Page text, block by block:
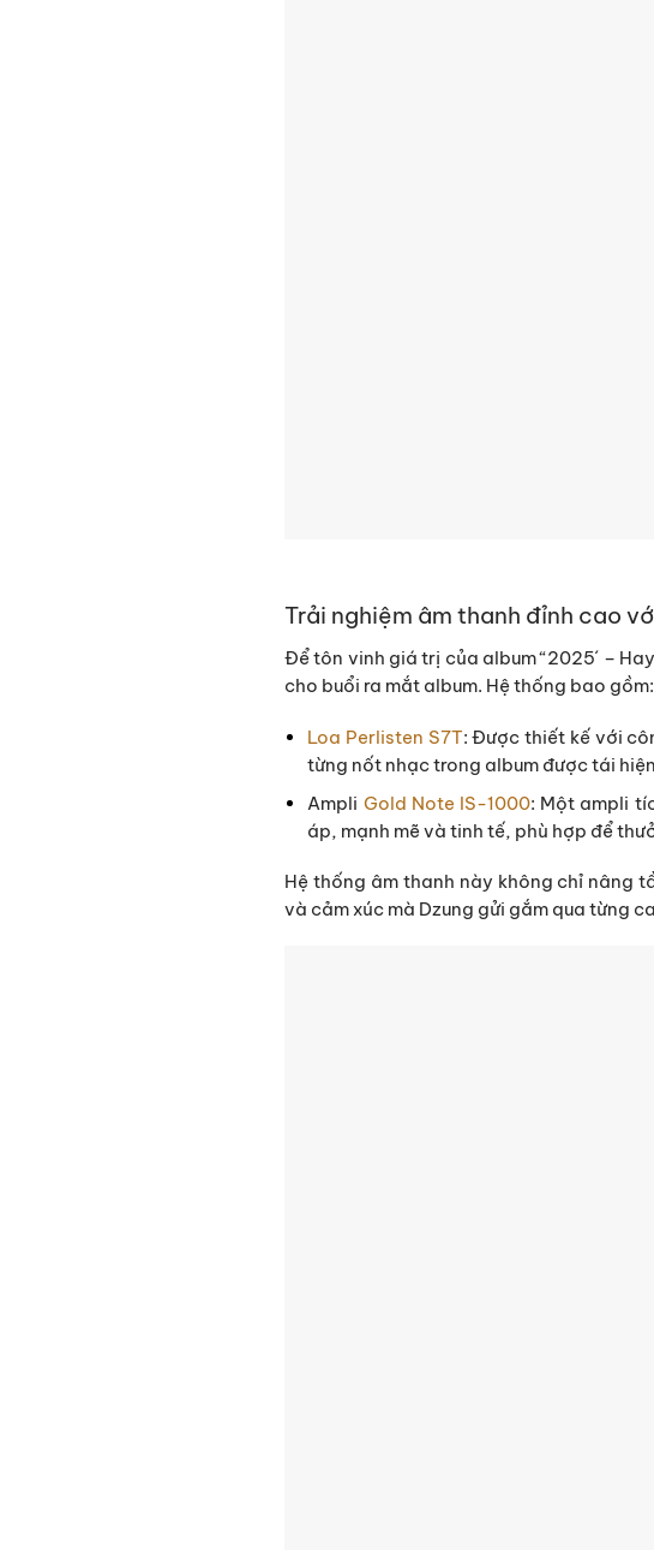
Trải nghiệm âm thanh đỉnh cao
Để tôn vinh giá trị của album “2025´ –
cho buổi ra mắt album. Hệ thống bao gồm:
Loa Perlisten S7T: Được thiết kế với
từng nốt nhạc trong album được tái
Ampli Gold Note IS-1000: Một ampli
áp, mạnh mẽ và tinh tế, phù hợp để
Hệ thống âm thanh này không chỉ nâng
và cảm xúc mà Dzung gửi gắm qua từng